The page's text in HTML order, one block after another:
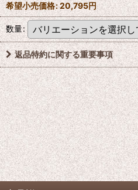
希望小売価格:20,795円
数量:
返品特約に関する重要事項